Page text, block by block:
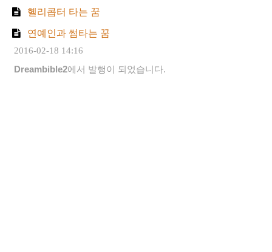
헬리콥터 타는 꿈
연예인과 썸타는 꿈
2016-02-18 14:16
Dreambible2에서 발행이 되었습니다.